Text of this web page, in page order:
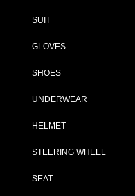
SUIT
GLOVES
SHOES
UNDERWEAR
HELMET
STEERING WHEEL
SEAT